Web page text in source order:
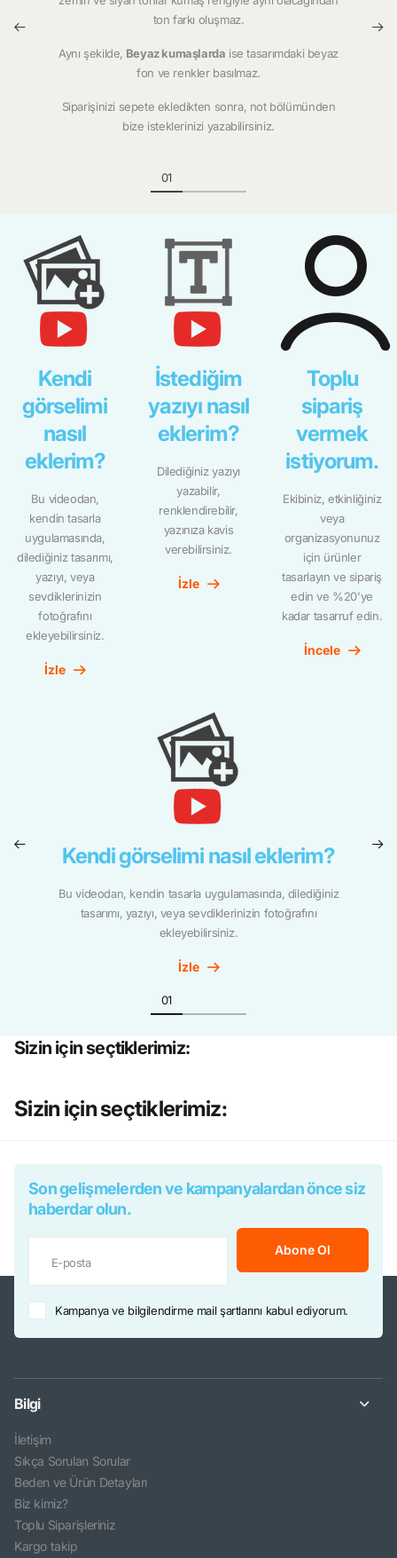
ton farkı oluşmaz.
Aynı şekilde, Beyaz kumaşlarda ise tasarımdaki beyaz
fon ve renkler basılmaz.
Siparişinizi sepete ekledikten sonra, not bölümünden
bize isteklerinizi yazabilirsiniz.
Kendi
görselimi
nasıl
eklerim?
Bu videodan,
kendin tasarla
uygulamasında,
dilediğiniz tasarımı,
yazıyı, veya
sevdiklerinizin
fotoğrafını
ekleyebilirsiniz.
İzle
İstediğim
yazıyı nasıl
eklerim?
Dilediğiniz yazıyı
yazabilir,
renklendirebilir,
yazınıza kavis
verebilirsiniz.
İzle
Toplu
sipariş
vermek
istiyorum.
Ekibiniz, etkinliğiniz
veya
organizasyonunuz
için ürünler
tasarlayın ve sipariş
edin ve %20'ye
kadar tasarruf edin.
İncele
Kendi görselimi nasıl eklerim?
Bu videodan, kendin tasarla uygulamasında, dilediğiniz
tasarımı, yazıyı, veya sevdiklerinizin fotoğrafını
ekleyebilirsiniz.
İzle
Sizin için seçtiklerimiz:
Sizin için seçtiklerimiz:
Son gelişmelerden ve kampanyalardan önce siz
haberdar olun.
Abone Ol
Kampanya ve bilgilendirme mail şartlarını kabul ediyorum.
Bilgi
İletişim
Sıkça Sorulan Sorular
Beden ve Ürün Detayları
Biz kimiz?
Toplu Siparişleriniz
Kargo takip